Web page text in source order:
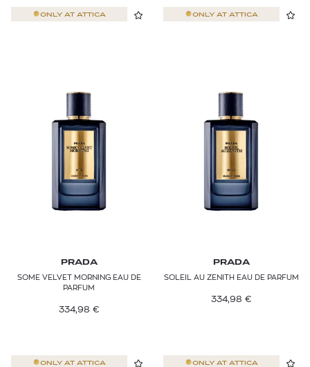
ONLY AT ATTICA
PRADA
SOME VELVET MORNING EAU DE
PARFUM
334,98 €
ONLY AT ATTICA
PRADA
SOLEIL AU ZENITH EAU DE PARFUM
334,98 €
ONLY AT ATTICA ONLY AT ATTICA